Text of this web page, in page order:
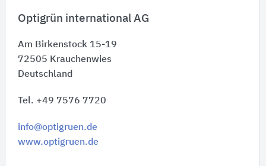
Optigrün international AG
Am Birkenstock 15-19
72505 Krauchenwies
Deutschland
Tel. +49 7576 7720
info@optigruen.de
www.optigruen.de